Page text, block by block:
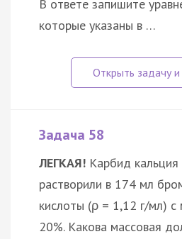
В ответе запишите
которые указаны в …
Задача 58
ЛЕГКАЯ! Карбид
растворили в 174 мл
кислоты (ρ = 1,12 г/мл) с
20%. Какова массовая